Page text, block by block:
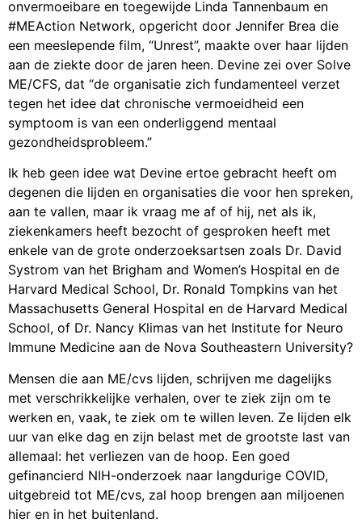
onvermoeibare en toegewijde Linda Tannenbaum en
#MEAction Network, opgericht door Jennifer Brea die
een meeslepende film, “Unrest”, maakte over haar lijden
aan de ziekte door de jaren heen. Devine zei over Solve
ME/CFS, dat “de organisatie zich fundamenteel verzet
tegen het idee dat chronische vermoeidheid een
symptoom is van een onderliggend mentaal
gezondheidsprobleem.”
Ik heb geen idee wat Devine ertoe gebracht heeft om
degenen die lijden en organisaties die voor hen spreken,
aan te vallen, maar ik vraag me af of hij, net als ik,
ziekenkamers heeft bezocht of gesproken heeft met
enkele van de grote onderzoeksartsen zoals Dr. David
Systrom van het Brigham and Women’s Hospital en de
Harvard Medical School, Dr. Ronald Tompkins van het
Massachusetts General Hospital en de Harvard Medical
School, of Dr. Nancy Klimas van het Institute for Neuro
Immune Medicine aan de Nova Southeastern University?
Mensen die aan ME/cvs lijden, schrijven me dagelijks
met verschrikkelijke verhalen, over te ziek zijn om te
werken en, vaak, te ziek om te willen leven. Ze lijden elk
uur van elke dag en zijn belast met de grootste last van
allemaal: het verliezen van de hoop. Een goed
gefinancierd NIH-onderzoek naar langdurige COVID,
uitgebreid tot ME/cvs, zal hoop brengen aan miljoenen
hier en in het buitenland.